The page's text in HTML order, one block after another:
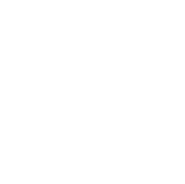
Kamer / Kamers